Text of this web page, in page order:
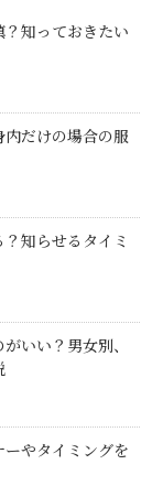
知っておきたい
だけの場合の服
知らせるタイミ
いい？男女別、
やタイミングを